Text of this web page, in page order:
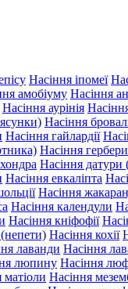
Насіння іпомеї
амобіуму Насіння
Насіння аурінія
Насіння
Насіння гайлардії
Насіння гербери
Насіння датури
Насіння евкаліпта
Насіння
Насіння календули
Насіння кніфофії
Насіння кохії
лаванди Насіння
люпину Насіння
матіоли Насіння